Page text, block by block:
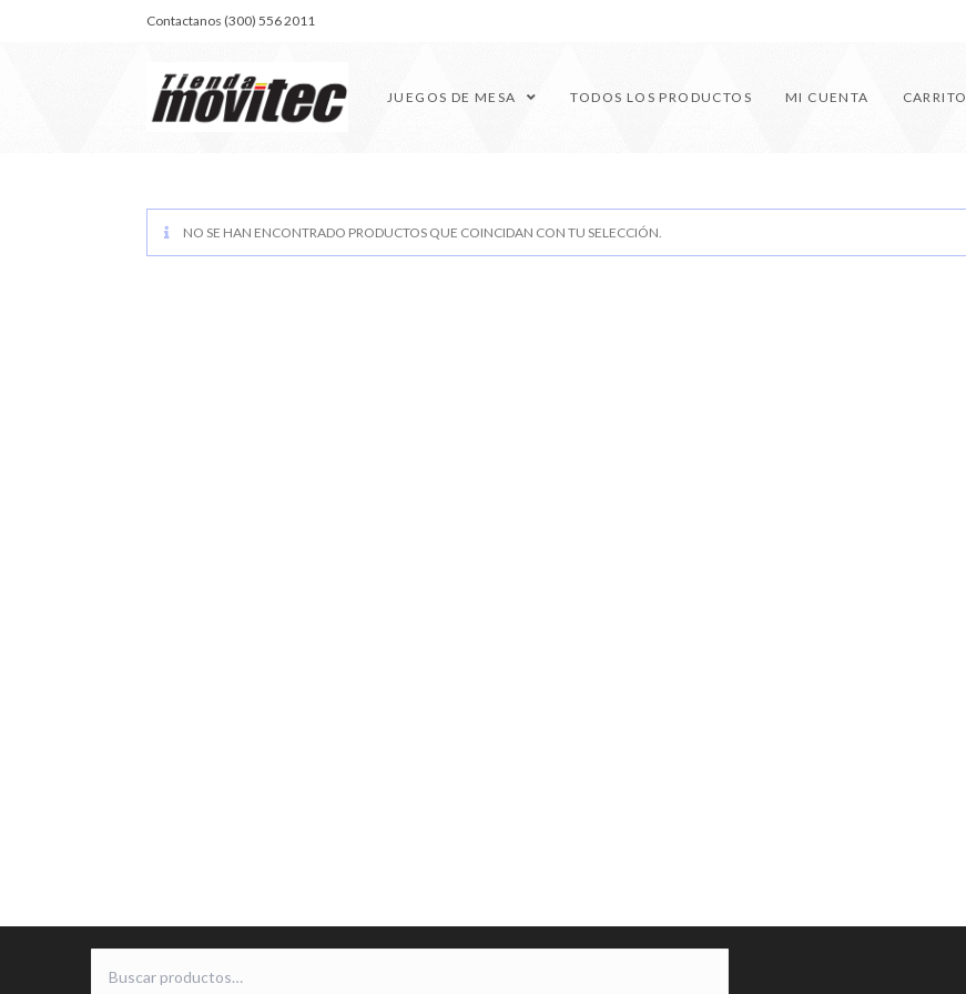
Contactanos (300) 556 2011
JUEGOS DE MESA TODOS LOS PRODUCTOS MI CUENTA CARRITO
NO SE HAN ENCONTRADO PRODUCTOS QUE COINCIDAN CON TU SELECCIÓN.